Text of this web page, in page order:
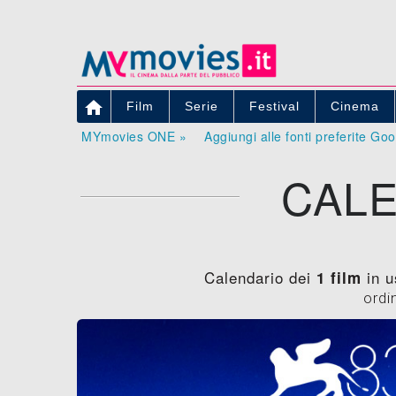
 Film Serie Festival Cinema
MYmovies ONE » Aggiungi alle fonti preferite
Calendario dei 1 film in